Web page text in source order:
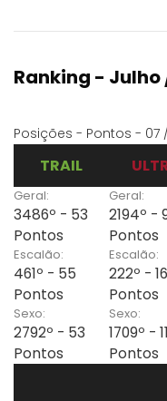
Ranking - Julho
Posições - Pontos - 07
TRAIL
Geral:
3486º - 53
Pontos
Escalão:
461º - 55
Pontos
Sexo:
2792º - 53
Pontos
Geral:
2194º -
Pontos
Escalão:
222º -
Pontos
Sexo:
1709º -
Pontos